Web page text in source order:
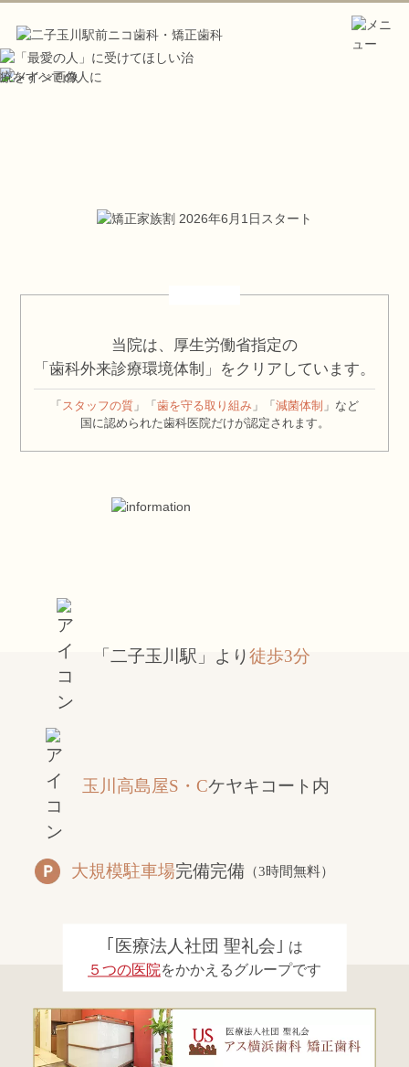
当院は、厚生労働省指定の
「歯科外来診療環境体制」をクリアしています。
「 スタッフの質 」「 歯を守る取り組み 」「 減菌体制 」など
国に認められた歯科医院だけが認定されます。
「二子玉川駅」より徒歩3分
玉川高島屋S・Cケヤキコート内
大規模駐車場完備完備 （3時間無料）
｢医療法人社団 聖礼会｣ は
５つの医院をかかえるグループです